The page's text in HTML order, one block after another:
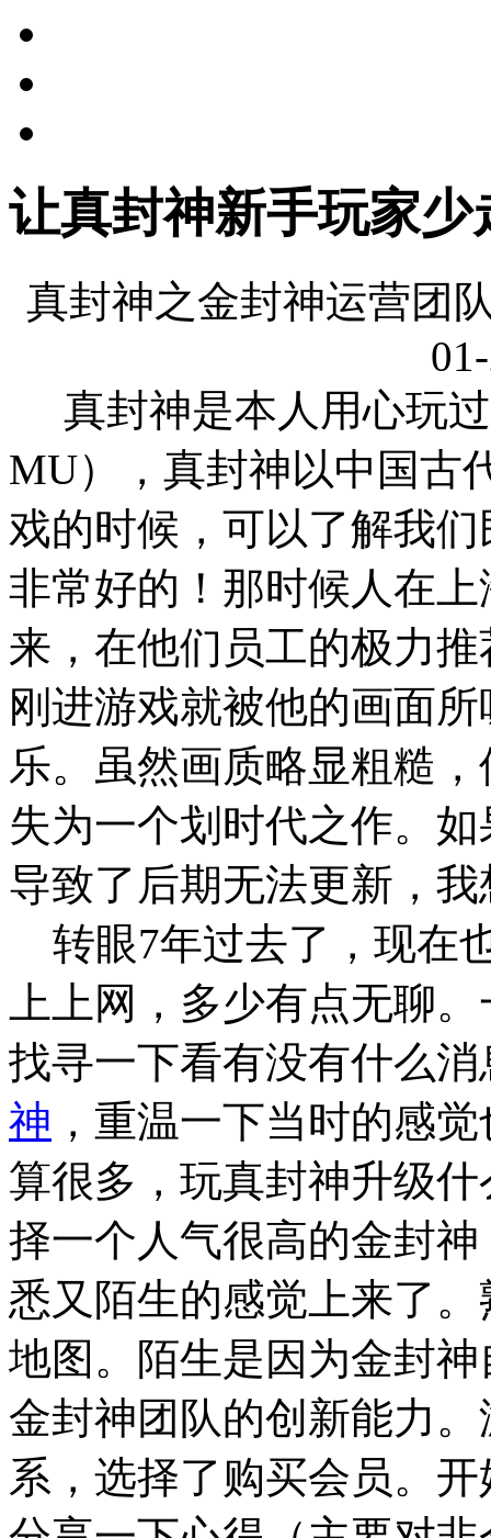
让真封神新手玩家
真封神之金封神运营团
真封神是本人用心玩
MU），真封神以中国古
戏的时候，可以了解我
非常好的！那时候人在
来，在他们员工的极力
刚进游戏就被他的画面
乐。虽然画质略显粗糙
失为一个划时代之作。
导致了后期无法更新，
转眼7年过去了，现在
上上网，多少有点无聊
找寻一下看有没有什么
神 ，重温一下当时的感
算很多，玩真封神升级
择一个人气很高的金封
悉又陌生的感觉上来了
地图。陌生是因为金封
金封神团队的创新能力
系，选择了购买会员。